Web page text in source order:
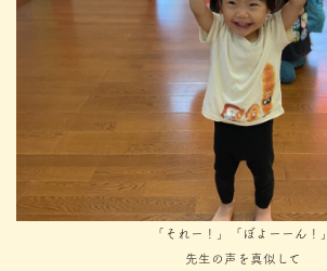
「それー！」「ぼよーーん！」
先生の声を真似して